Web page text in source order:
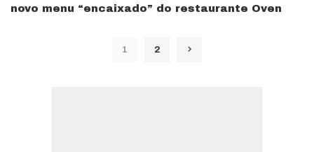
novo menu “encaixado” do restaurante Oven
1 2